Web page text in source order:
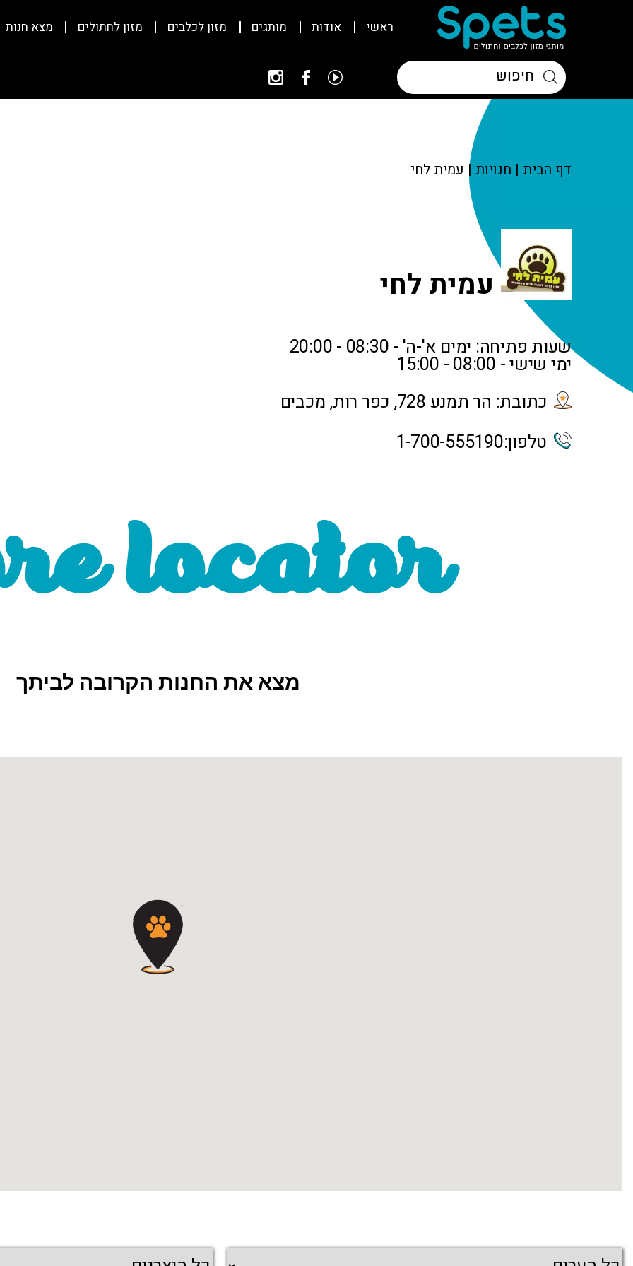
ראשי אודות מותגים מזון לכלבים מזון לחתולים מצא חנות
דף הבית | חנויות | עמית לחי
עמית לחי
שעות פתיחה: ימים א'-ה' - 08:30 - 20:00
ימי שישי - 08:00 - 15:00
כתובת: הר תמנע 728, כפר רות, מכבים
טלפון:1-700-555190
locator
מצא את החנות הקרובה לביתך